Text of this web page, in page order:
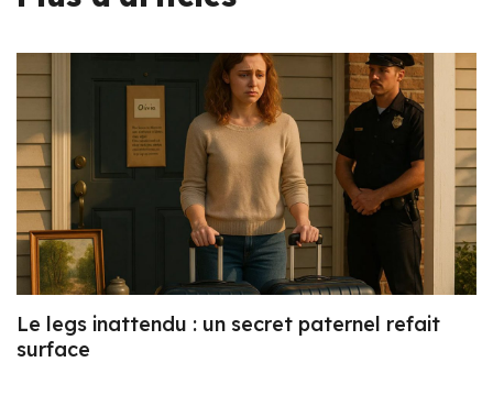
Le legs inattendu : un secret paternel refait
surface